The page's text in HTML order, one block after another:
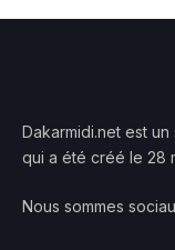
Dakarmidi.net est
qui a été créé le 28
Nous sommes